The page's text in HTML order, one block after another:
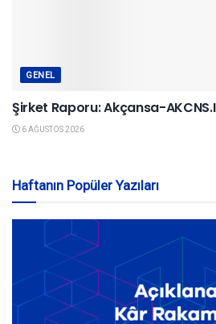
GENEL
Şirket Raporu: Akçansa-
6 AĞUSTOS 2026
Haftanın Popüler Yazıları